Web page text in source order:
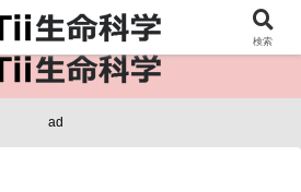
生命・生物の情報インフラ。
ad
検索